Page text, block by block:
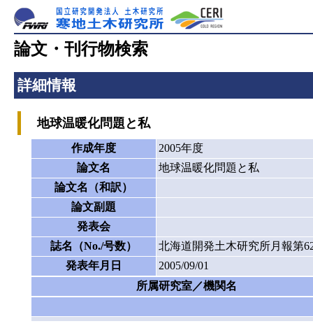
論文・刊行物検索
詳細情報
地球温暖化問題と私
作成年度
2005年度
論文名
地球温暖化問題と私
論文名（和訳）
論文副題
発表会
誌名（No./号数）
北海道開発土木研究所月報第
発表年月日
2005/09/01
所属研究室／機関名